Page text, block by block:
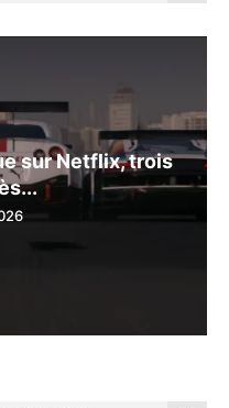
sur Netflix, trois